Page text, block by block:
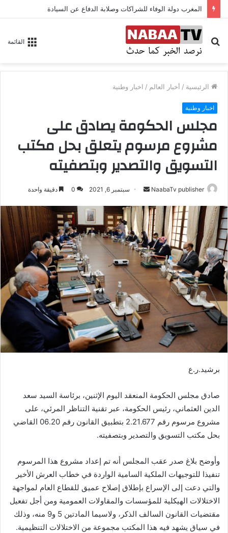
المغرب دولة الوفاء للشراكات وصلابة الدفاع عن السيادة
القائمة
بحث
عن
الرئيسية / أخبار العالم / اخبار وطنية
اخبار وطنية
مجلس الحكومة يصادق على
مشروع مرسوم يتعلق بحل مكتب
التسويق والتصدير وبتصفيته
NaabaTv publisher
س
ل
ب
ر
ي
ا
إ
ل
ك
ت
ا
سبتمبر 6, 2021 0 دقيقة واحدة
برشيد.ر.ع
صادق مجلس الحكومة المنعقد اليوم الإثنين، برئاسة السيد سعد
الدين العثماني، رئيس الحكومة، عبر تقنية التناظر المرئي، على
مشروع مرسوم رقم 2.21.677 بتطبيق القانون رقم 06.20 القاضي
بحل مكتب التسويق والتصدير وبتصفيته.
وأوضح بلاغ صدر عقب المجلس أنه تم إعداد مشروع هذا المرسوم
تنفيذا للتوجيهات الملكية السامية الواردة في خطاب العرش الأخير
والتي دعت إلى الإسراع بإطلاق إصلاح عميق للقطاع العام لمواجهة
الاختلالات الهيكلية للمؤسسات والمقاولات العمومية ومن أجل تفعيل
مقتضيات القانون السالف الذكر، ولاسيما المادتين 5 و9 منه، وذلك
في سياق يشهد فيه هذا المكتب مجموعة من الاختلالات التنظيمية.